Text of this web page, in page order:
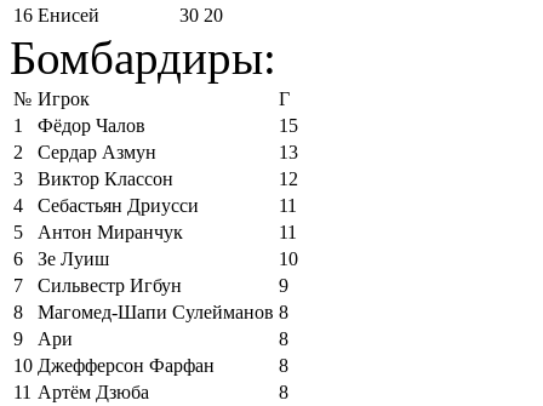
16 Енисей 30 20
Бомбардиры:
№ Игрок
Г
1
Фёдор Чалов
15
2
Сердар Азмун
13
3
Виктор Классон
12
4
Себастьян Дриусси
11
5
Антон Миранчук
11
6
Зе Луиш
10
7
Сильвестр Игбун
9
8
Магомед-Шапи Сулейманов 8
9
Ари
8
10 Джефферсон Фарфан
8
11 Артём Дзюба
8